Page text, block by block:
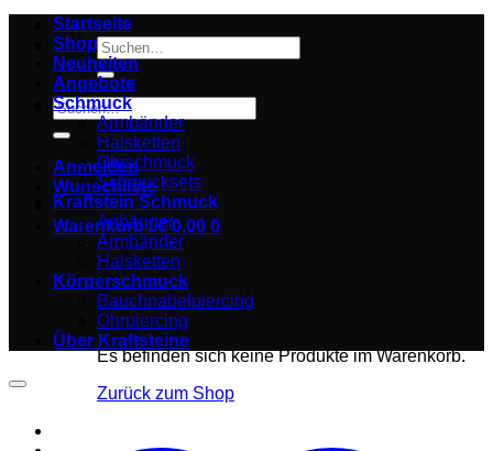
Suchen
nach:
Suchen
nach:
Anmelden
Wunschliste
Warenkorb /€0,00 0
Es befinden sich keine Produkte im Warenkorb.
Zurück zum Shop
Startseite
Shop
Neuheiten
Angebote
Schmuck
Armbänder
Halsketten
Ohrschmuck
Schmucksets
Kraftstein Schmuck
Anhänger
Armbänder
Halsketten
Körperschmuck
Bauchnabelpiercing
Ohrpiercing
Über Kraftsteine